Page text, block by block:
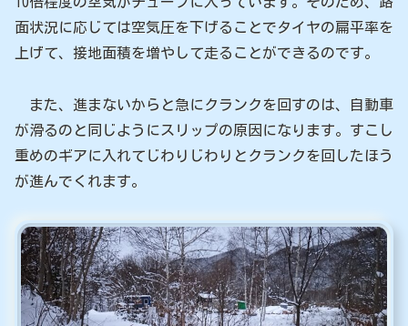
面状況に応じては空気圧を下げることでタイヤの扁平率を
上げて、接地面積を増やして走ることができるのです。
また、進まないからと急にクランクを回すのは、自動車
が滑るのと同じようにスリップの原因になります。すこし
重めのギアに入れてじわりじわりとクランクを回したほう
が進んでくれます。